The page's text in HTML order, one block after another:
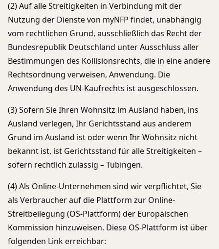
(2) Auf alle Streitigkeiten in Verbindung mit der
Nutzung der Dienste von myNFP findet, unabhängig
vom rechtlichen Grund, ausschließlich das Recht der
Bundesrepublik Deutschland unter Ausschluss aller
Bestimmungen des Kollisionsrechts, die in eine andere
Rechtsordnung verweisen, Anwendung. Die
Anwendung des UN-Kaufrechts ist ausgeschlossen.
(3) Sofern Sie Ihren Wohnsitz im Ausland haben, ins
Ausland verlegen, Ihr Gerichtsstand aus anderem
Grund im Ausland ist oder wenn Ihr Wohnsitz nicht
bekannt ist, ist Gerichtsstand für alle Streitigkeiten –
sofern rechtlich zulässig – Tübingen.
(4) Als Online-Unternehmen sind wir verpflichtet, Sie
als Verbraucher auf die Plattform zur Online-
Streitbeilegung (OS-Plattform) der Europäischen
Kommission hinzuweisen. Diese OS-Plattform ist über
folgenden Link erreichbar: